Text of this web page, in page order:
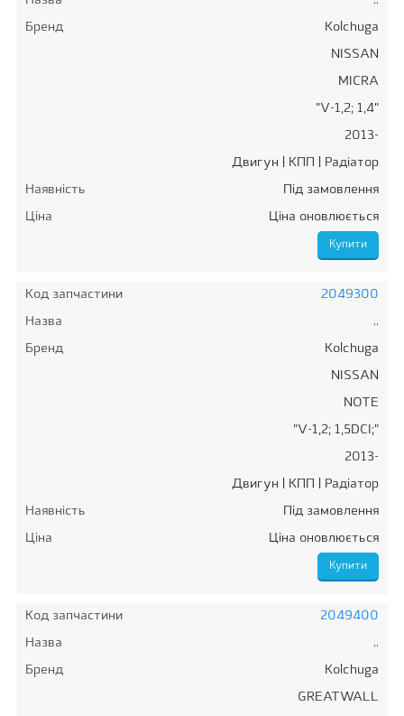
Бренд
Kolchuga
NISSAN
MICRA
"V-1,2; 1,4"
2013-
Двигун | КПП | Радіатор
Наявність
Під замовлення
Ціна
Ціна оновлюється
Код запчастини
2049300
Назва
..
Бренд
Kolchuga
NISSAN
NOTE
"V-1,2; 1,5DCI;"
2013-
Двигун | КПП | Радіатор
Наявність
Під замовлення
Ціна
Ціна оновлюється
Код запчастини
2049400
Назва
..
Бренд
Kolchuga
GREATWALL